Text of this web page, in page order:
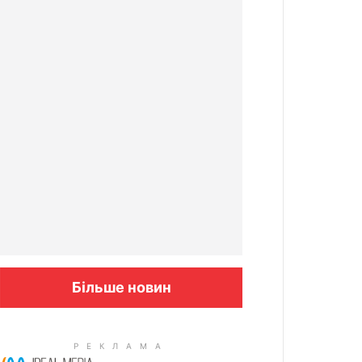
Більше новин